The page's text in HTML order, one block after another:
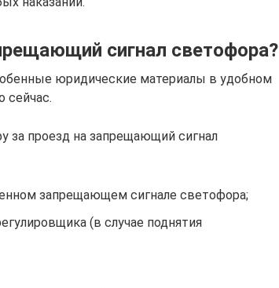
сигнал светофора?
юридические материалы в удобном
сейчас.
за проезд на запрещающий сигнал
запрещающем сигнале светофора;
(в случае поднятия